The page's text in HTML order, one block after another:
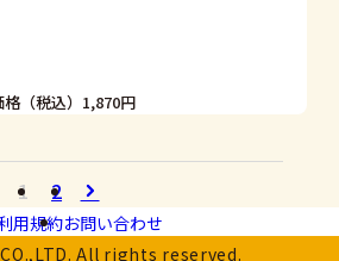
格（税込）1,870円
1 2
用規約お問い合わせ
All rights reserved.